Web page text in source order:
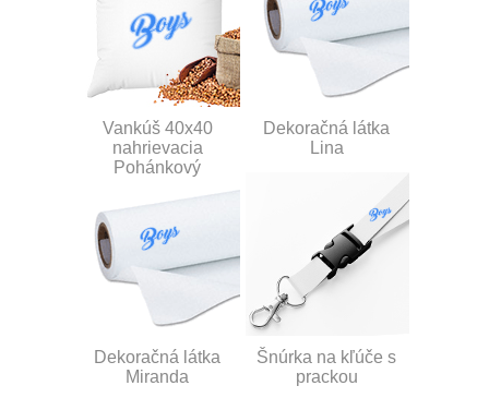
Vankúš 40x40
nahrievacia
Pohánkový
Dekoračná látka
Lina
Dekoračná látka
Miranda
Šnúrka na kľúče s
prackou